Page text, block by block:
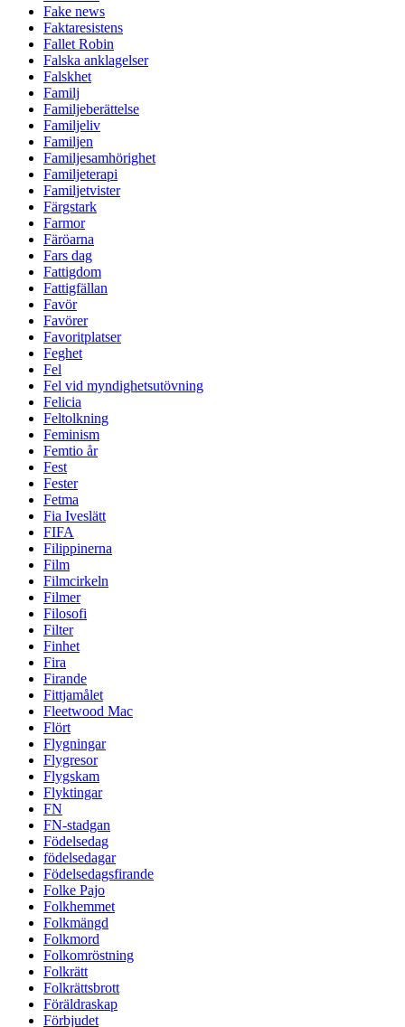
Fake news
Faktaresistens
Fallet Robin
Falska anklagelser
Falskhet
Familj
Familjeberättelse
Familjeliv
Familjen
Familjesamhörighet
Familjeterapi
Familjetvister
Färgstark
Farmor
Färöarna
Fars dag
Fattigdom
Fattigfällan
Favör
Favörer
Favoritplatser
Feghet
Fel
Fel vid myndighetsutövning
Felicia
Feltolkning
Feminism
Femtio år
Fest
Fester
Fetma
Fia Iveslätt
FIFA
Filippinerna
Film
Filmcirkeln
Filmer
Filosofi
Filter
Finhet
Fira
Firande
Fittjamålet
Fleetwood Mac
Flört
Flygningar
Flygresor
Flygskam
Flyktingar
FN
FN-stadgan
Födelsedag
födelsedagar
Födelsedagsfirande
Folke Pajo
Folkhemmet
Folkmängd
Folkmord
Folkomröstning
Folkrätt
Folkrättsbrott
Föräldraskap
Förbjudet